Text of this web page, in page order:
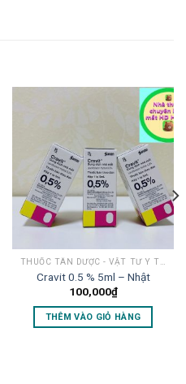
Cravit 0.5 % 5ml – Nhật
100,000₫
THÊM VÀO GIỎ HÀNG